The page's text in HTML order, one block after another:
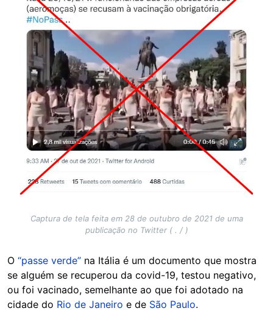
Captura de tela feita em 28 de outubro de 2021 de uma
publicação no Twitter ( . / )
O “passe verde” na Itália é um documento que mostra
se alguém se recuperou da covid-19, testou negativo,
ou foi vacinado, semelhante ao que foi adotado na
cidade do Rio de Janeiro e de São Paulo.